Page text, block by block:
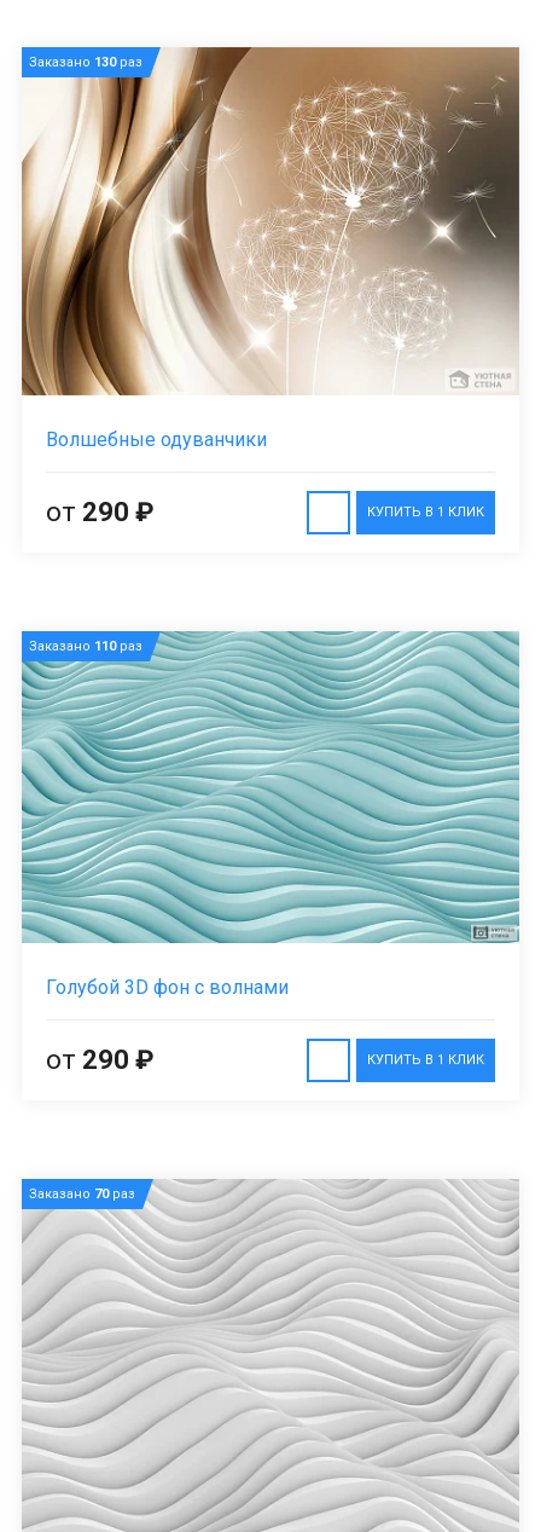
Заказано 130раз
Волшебные одуванчики
КУПИТЬ В 1 КЛИК
от 290 ₽
Заказано 110раз
Голубой 3D фон с волнами
КУПИТЬ В 1 КЛИК
от 290 ₽
Заказано 70раз